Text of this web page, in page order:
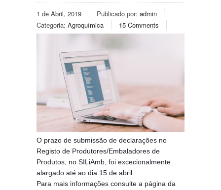
1 de Abril, 2019 Publicado por: admin
Categoria: Agroquímica 15 Comments
O prazo de submissão de declarações no
Registo de Produtores/Embaladores de
Produtos, no SILiAmb, foi excecionalmente
alargado até ao dia 15 de abril.
Para mais informações consulte a página da